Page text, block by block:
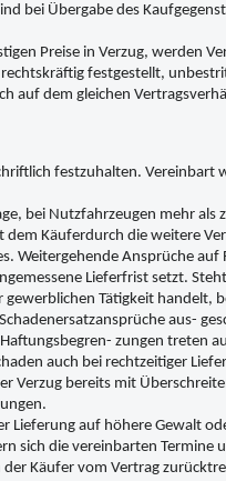
bei Übergabe des
Preise in Verzug, werden
festgestellt,
auf dem gleichen
festzuhalten.
bei Nutzfahrzeugen mehr
Käuferdurch die weitere
Weitergehende Ansprüche
Lieferfrist setzt.
Tätigkeit handelt,
aus-
zungen treten
auch bei rechtzeitiger
bereits mit
Lieferung auf höhere Gewalt
die vereinbarten Termine
Käufer vom Vertrag